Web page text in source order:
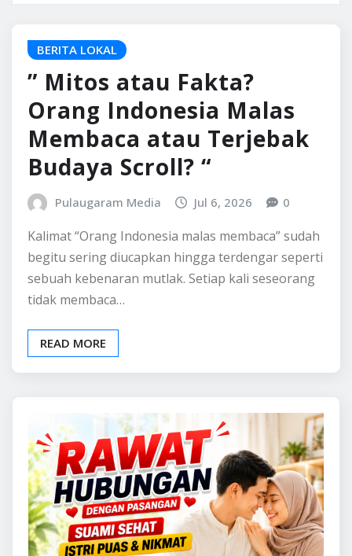
BERITA LOKAL
” Mitos atau Fakta?
Orang Indonesia Malas
Membaca atau Terjebak
Budaya Scroll? “
Pulaugaram Media Jul 6, 2026 0
Kalimat “Orang Indonesia malas membaca” sudah
begitu sering diucapkan hingga terdengar seperti
sebuah kebenaran mutlak. Setiap kali seseorang
tidak membaca…
READ MORE